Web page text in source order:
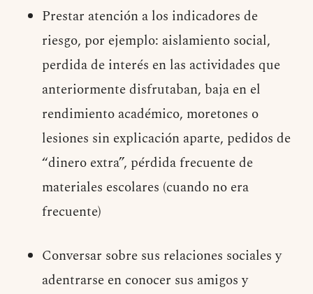
Prestar atención a los indicadores de
riesgo, por ejemplo: aislamiento social,
perdida de interés en las actividades que
anteriormente disfrutaban, baja en el
rendimiento académico, moretones o
lesiones sin explicación aparte, pedidos de
“dinero extra”, pérdida frecuente de
materiales escolares (cuando no era
frecuente)
Conversar sobre sus relaciones sociales y
adentrarse en conocer sus amigos y